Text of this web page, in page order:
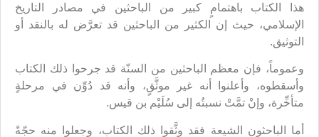
هذا الكتاب باهتمامٍ كبير من الباحثين في مصادر التاريخ
الإسلامي، حيث إن الكثير من الباحثين قد تعرَّض له بالنقد أو
التوثيق.
وعموماً، فإن معظم الباحثين من السنّة قد جرحوا ذلك الكتاب
وأسقطوه، وأعلنوا أنه غير موثَّقٍ، وأنه قد دُوِّن في مرحلةٍ
متأخِّرة، وإنْ تمَّتْ نسبتُه إلى سُلَيْم بن قيس.
أما الباحثون الشيعة فقد وثَّقوا ذلك الكتاب، وجعلوا منه حجّةً